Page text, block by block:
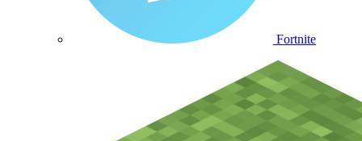
Fortnite